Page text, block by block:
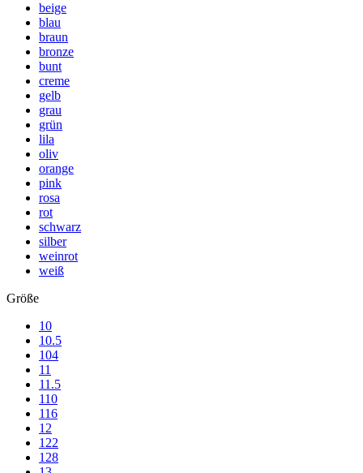
beige
blau
braun
bronze
bunt
creme
gelb
grau
grün
lila
oliv
orange
pink
rosa
rot
schwarz
silber
weinrot
weiß
Größe
10
10.5
104
11
11.5
110
116
12
122
128